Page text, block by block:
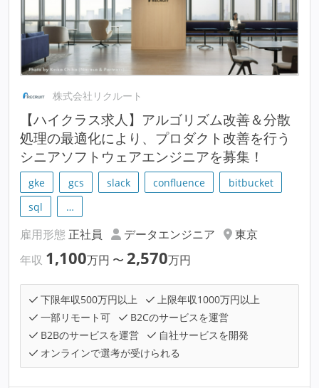
株式会社リクルート
【ハイクラス求人】アルゴリズム改善＆分散
処理の最適化により、プロダクト改善を行う
シニアソフトウェアエンジニアを募集！
gke gcs slack confluence
bitbucket
sql
…
雇用形態 正社員 データエンジニア
東京
年収 1,100万円 〜 2,570万円
下限年収500万円以上
上限年収1000万円以上
一部リモート可
B2Cのサービスを運営
B2Bのサービスを運営
自社サービスを開発
オンラインで選考が受けられる